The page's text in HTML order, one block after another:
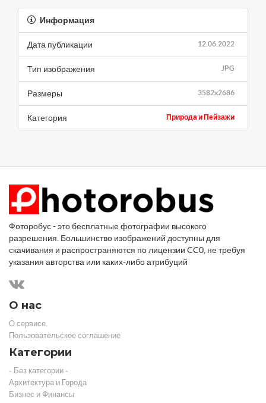
Информация
12.06.2022
Дата публикации
JPG
Тип изображения
3582x2686
Размеры
Природа и Пейзажи
Категория
Фоторобус - это бесплатные фотографии высокого
разрешения. Большинство изображений доступны для
скачивания и распространяются по лицензии CC0, не требуя
указания авторства или каких-либо атрибуций
О нас
О сервисе
Пользовательское соглашение
Категории
- Без категории -
Архитектура и Города
Бизнес и Финансы